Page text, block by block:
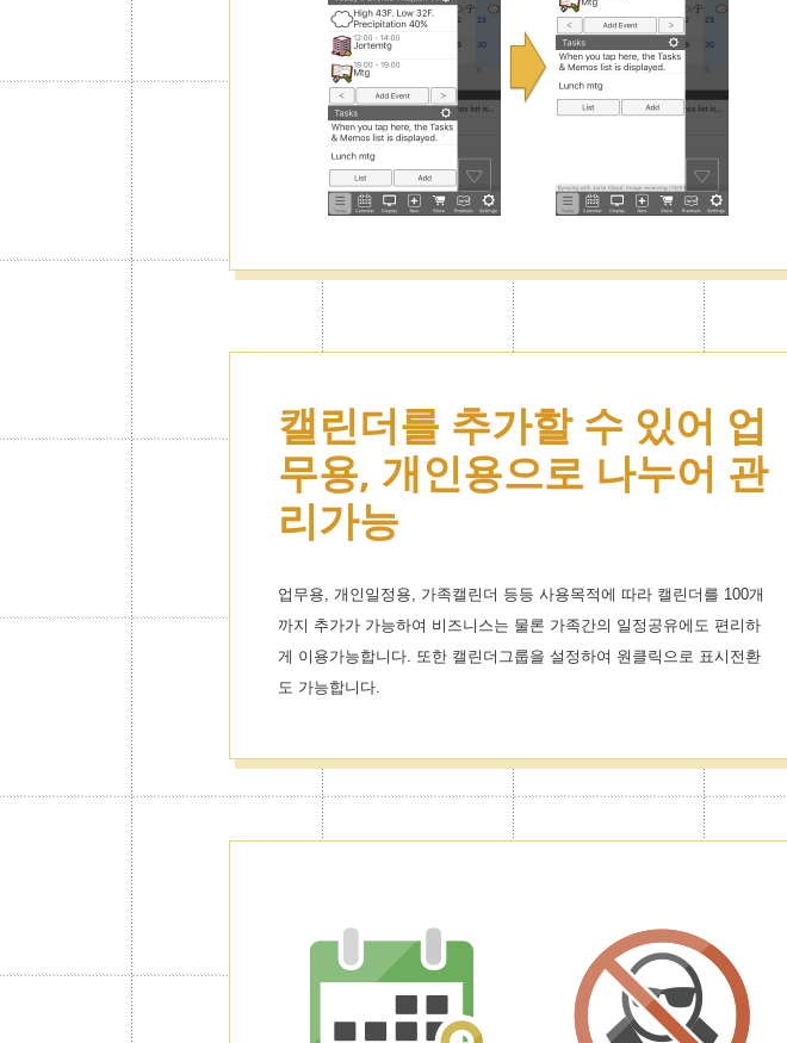
캘린더를 추가할 수 있어 업
무용, 개인용으로 나누어 관
리가능
업무용, 개인일정용, 가족캘린더 등등 사용목적에 따라 캘린더를 100개
까지 추가가 가능하여 비즈니스는 물론 가족간의 일정공유에도 편리하
게 이용가능합니다. 또한 캘린더그룹을 설정하여 원클릭으로 표시전환
도 가능합니다.